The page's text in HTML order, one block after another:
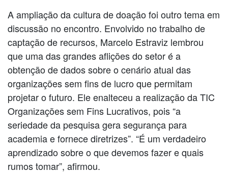
A ampliação da cultura de doação foi outro tema em
discussão no encontro. Envolvido no trabalho de
captação de recursos, Marcelo Estraviz lembrou
que uma das grandes aflições do setor é a
obtenção de dados sobre o cenário atual das
organizações sem fins de lucro que permitam
projetar o futuro. Ele enalteceu a realização da TIC
Organizações sem Fins Lucrativos, pois “a
seriedade da pesquisa gera segurança para
academia e fornece diretrizes”. “É um verdadeiro
aprendizado sobre o que devemos fazer e quais
rumos tomar”, afirmou.